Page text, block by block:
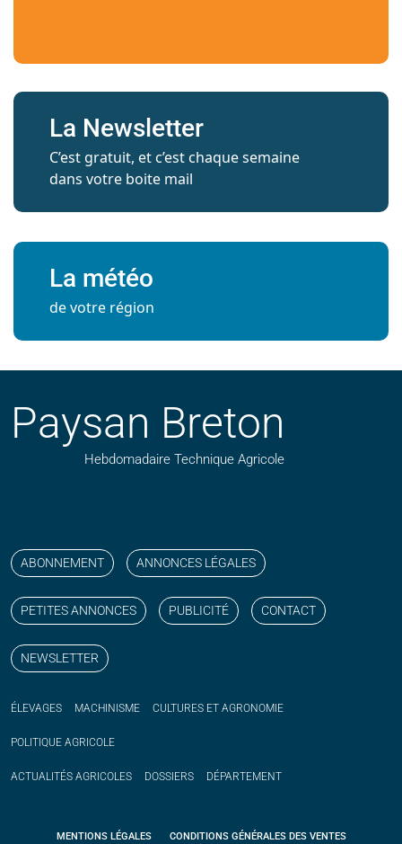
La Newsletter
C’est gratuit, et c’est chaque semaine
dans votre boite mail
La météo
de votre région
Paysan Breton
Hebdomadaire Technique Agricole
ABONNEMENT ANNONCES LÉGALES
PETITES ANNONCES PUBLICITÉ CONTACT
NEWSLETTER
ÉLEVAGES MACHINISME CULTURES ET AGRONOMIE
POLITIQUE AGRICOLE
ACTUALITÉS AGRICOLES DOSSIERS DÉPARTEMENT
MENTIONS LÉGALES
CONDITIONS GÉNÉRALES DES VENTES